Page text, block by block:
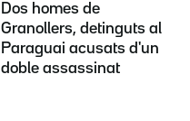
Dos homes de
Granollers, detinguts al
Paraguai acusats d'un
doble assassinat